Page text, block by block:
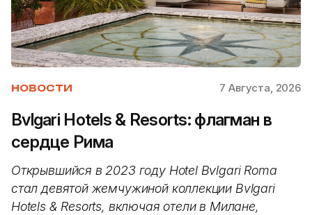
НОВОСТИ 7 Августа, 2026
Bvlgari Hotels & Resorts: флагман в
сердце Рима
Открывшийся в 2023 году Hotel Bvlgari Roma
стал девятой жемчужиной коллекции Bvlgari
Hotels & Resorts, включая отели в Милане,